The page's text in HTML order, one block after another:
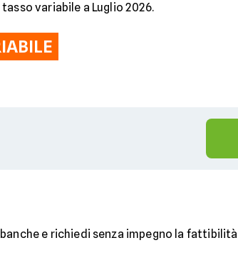
variabile a Luglio 2026.
e richiedi senza impegno la